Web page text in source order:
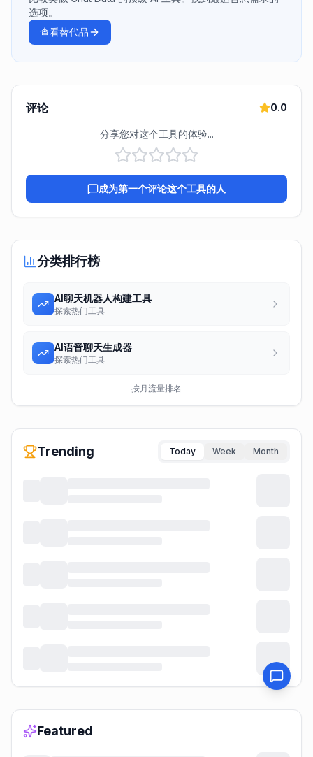
选项。
查看替代品
评论 0.0
分享您对这个工具的体验...
成为第一个评论这个工具的人
分类排行榜
AI聊天机器人构建工具
探索热门工具
AI语音聊天生成器
探索热门工具
按月流量排名
Trending Today Week Month
Featured